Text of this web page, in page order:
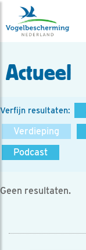
Actueel
Verfijn resultaten:
Verdieping
Podcast
Geen resultaten.